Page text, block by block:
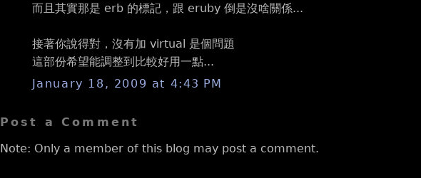
而且其實那是 erb 的標記，跟 eruby 倒是沒啥關係...
接著你說得對，沒有加 virtual 是個問題
這部份希望能調整到比較好用一點...
January 18, 2009 at 4:43 PM
Post a Comment
Note: Only a member of this blog may post a comment.